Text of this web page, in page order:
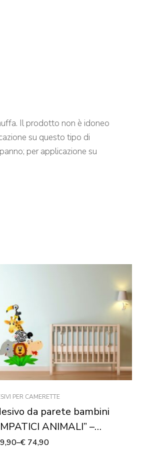
Il prodotto non è idoneo
su questo tipo di
per applicazione su
PER CAMERETTE
da parete bambini
ANIMALI” –
murale
–€74,90